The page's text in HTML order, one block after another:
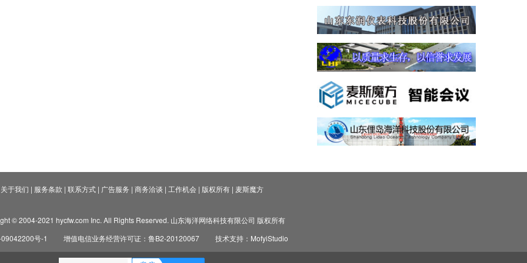
关于我们 | 服务条款 | 联系方式| 广告服务 | 商务洽谈 | 工作机会| 版权所有| 麦斯魔方
© 2004-2021 hycfw.com Inc. All Rights Reserved. 山东海洋网络科技有限公司 版权所有
号-1
增值电信业务经营许可证：鲁B2-20120067 技术支持：MofyiStudio